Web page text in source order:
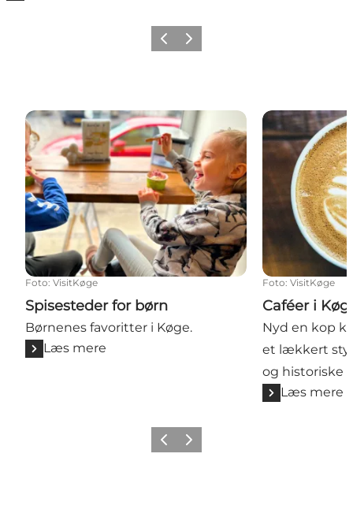
Forrige billede
Næste billede
Spisesteder for børn
Foto: VisitKøge
Spisesteder for børn
Børnenes favoritter i Køge.
Læs mere
Caféer i Køge
Foto: VisitKøge
Caféer i
Nyd en kop
et lækkert
og historiske
Læs mere
Forrige billede
Næste billede